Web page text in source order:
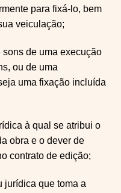
para fixá-lo, bem
veiculação;
sons de uma execução
ou de uma
uma fixação incluída
à qual se atribui o
obra e o dever de
contrato de edição;
jurídica que toma a